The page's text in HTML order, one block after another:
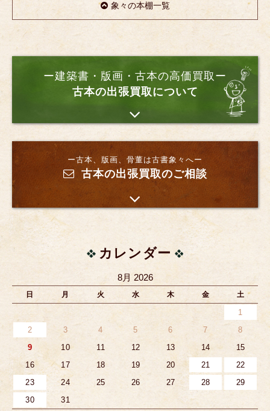
象々の本棚一覧
ー建築書・版画・古本の高価買取ー
古本の出張買取について
ー古本、版画、骨董は古書象々へー
古本の出張買取のご相談
カレンダー
8月 2026
日 月 火 水 木 金 土
1
2
3 4 5 6 7
8
9
10 11 12 13 14
15
16
17 18 19 20 21
22
23
24 25 26 27 28
29
30
31